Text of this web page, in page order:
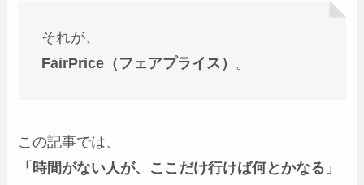
それが、
FairPrice（フェアプライス） 。
この記事では、
「時間がない人が、ここだけ行けば何とかなる」